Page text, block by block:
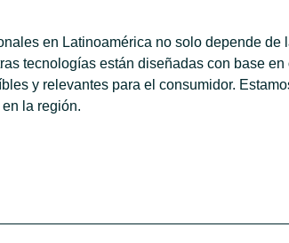
en Latinoamérica no solo depende de
tecnologías están diseñadas con base en
y relevantes para el consumidor.
la región.